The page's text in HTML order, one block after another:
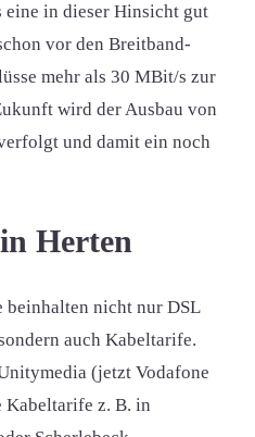
eine in dieser Hinsicht gut
vor den Breitband-
mehr als 30 MBit/s zur
wird der Ausbau von
und damit ein noch
Herten
beinhalten nicht nur DSL
auch Kabeltarife.
(jetzt Vodafone
Kabeltarife z. B. in